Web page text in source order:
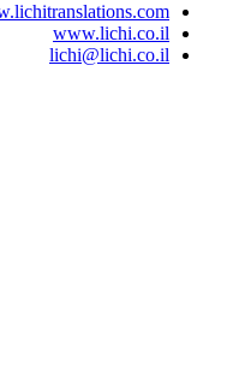
www.lichi.co.il
lichi@lichi.co.il